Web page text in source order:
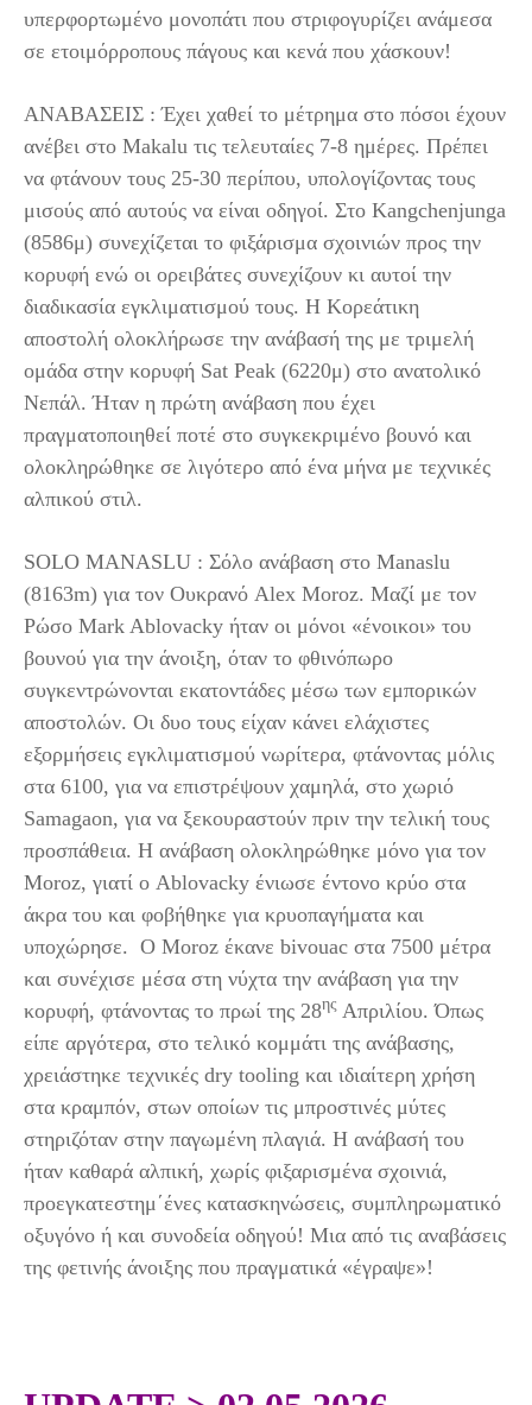
υπερφορτωμένο μονοπάτι που στριφογυρίζει ανάμεσα
σε ετοιμόρροπους πάγους και κενά που χάσκουν!
ΑΝΑΒΑΣΕΙΣ : Έχει χαθεί το μέτρημα στο πόσοι έχουν
ανέβει στο Makalu τις τελευταίες 7-8 ημέρες. Πρέπει
να φτάνουν τους 25-30 περίπου, υπολογίζοντας τους
μισούς από αυτούς να είναι οδηγοί. Στο Kangchenjunga
(8586μ) συνεχίζεται το φιξάρισμα σχοινιών προς την
κορυφή ενώ οι ορειβάτες συνεχίζουν κι αυτοί την
διαδικασία εγκλιματισμού τους. Η Κορεάτικη
αποστολή ολοκλήρωσε την ανάβασή της με τριμελή
ομάδα στην κορυφή Sat Peak (6220μ) στο ανατολικό
Νεπάλ. Ήταν η πρώτη ανάβαση που έχει
πραγματοποιηθεί ποτέ στο συγκεκριμένο βουνό και
ολοκληρώθηκε σε λιγότερο από ένα μήνα με τεχνικές
αλπικού στιλ.
SOLO MANASLU : Σόλο ανάβαση στο Manaslu
(8163m) για τον Ουκρανό Alex Moroz. Μαζί με τον
Ρώσο Mark Ablovacky ήταν οι μόνοι «ένοικοι» του
βουνού για την άνοιξη, όταν το φθινόπωρο
συγκεντρώνονται εκατοντάδες μέσω των εμπορικών
αποστολών. Οι δυο τους είχαν κάνει ελάχιστες
εξορμήσεις εγκλιματισμού νωρίτερα, φτάνοντας μόλις
στα 6100, για να επιστρέψουν χαμηλά, στο χωριό
Samagaon, για να ξεκουραστούν πριν την τελική τους
προσπάθεια. Η ανάβαση ολοκληρώθηκε μόνο για τον
Moroz, γιατί ο Ablovacky ένιωσε έντονο κρύο στα
άκρα του και φοβήθηκε για κρυοπαγήματα και
υποχώρησε. Ο Moroz έκανε bivouac στα 7500 μέτρα
και συνέχισε μέσα στη νύχτα την ανάβαση για την
κορυφή, φτάνοντας το πρωί της 28ης Απριλίου. Όπως
είπε αργότερα, στο τελικό κομμάτι της ανάβασης,
χρειάστηκε τεχνικές dry tooling και ιδιαίτερη χρήση
στα κραμπόν, στων οποίων τις μπροστινές μύτες
στηριζόταν στην παγωμένη πλαγιά. Η ανάβασή του
ήταν καθαρά αλπική, χωρίς φιξαρισμένα σχοινιά,
προεγκατεστημ΄ένες κατασκηνώσεις, συμπληρωματικό
οξυγόνο ή και συνοδεία οδηγού! Μια από τις αναβάσεις
της φετινής άνοιξης που πραγματικά «έγραψε»!